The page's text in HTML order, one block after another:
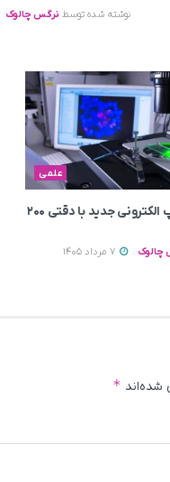
نوشته شده توسط نرگس چالوک
علمی
ساخت میکروسکوپ الکترونی جدید با دقتی ۲۰۰
چالوک 7 مرداد 1405
شده‌اند *